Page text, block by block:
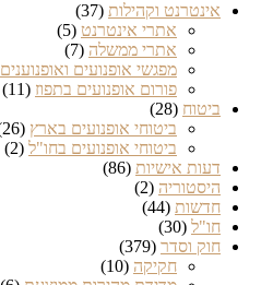
אינטרנט וקהילות (37)
אתרי אינטרנט (5)
אתרי ממשלה (7)
מפגשי אופנועים ואופנוענים
פורום אופנועים בתפוז (11)
ביטוח (28)
ביטוחי אופנועים בארץ (26)
ביטוחי אופנועים בחו"ל (2)
דעות אישיות (86)
היסטוריה (2)
חדשות (44)
חו"ל (30)
חוק וסדר (379)
חקיקה (10)